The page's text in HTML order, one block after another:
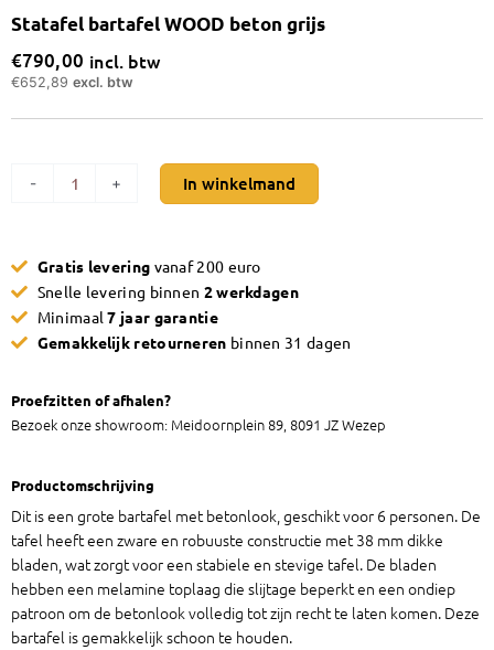
Statafel bartafel WOOD beton grijs
€790,00 incl. btw
€652,89 excl. btw
-
grijs
aantal
+ In winkelmand
Gratis levering vanaf 200 euro
Snelle levering binnen 2 werkdagen
Minimaal7 jaar garantie
Gemakkelijk retourneren binnen 31 dagen
Proefzitten of afhalen?
Bezoek onze showroom: Meidoornplein 89, 8091 JZ Wezep
Productomschrijving
Dit is een grote bartafel met betonlook, geschikt voor 6 personen. De
tafel heeft een zware en robuuste constructie met 38 mm dikke
bladen, wat zorgt voor een stabiele en stevige tafel. De bladen
hebben een melamine toplaag die slijtage beperkt en een ondiep
patroon om de betonlook volledig tot zijn recht te laten komen. Deze
bartafel is gemakkelijk schoon te houden.